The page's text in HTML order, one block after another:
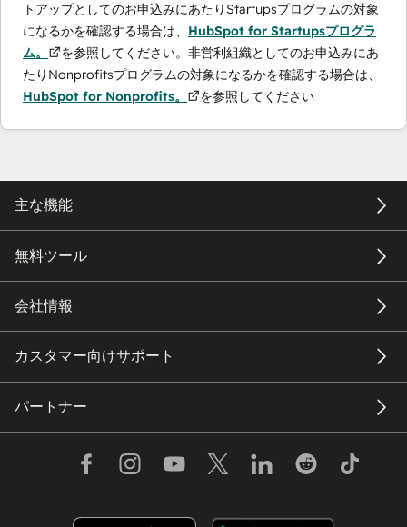
トアップとしてのお申込みにあたりStartupsプログラムの対象
になるかを確認する場合は、 HubSpot for Startupsプログラ
ム。
を参照してください。非営利組織としてのお申込みにあ
たりNonprofitsプログラムの対象になるかを確認する場合は、
HubSpot for Nonprofits。
を参照してください
主な機能
無料ツール
会社情報
カスタマー向けサポート
パートナー